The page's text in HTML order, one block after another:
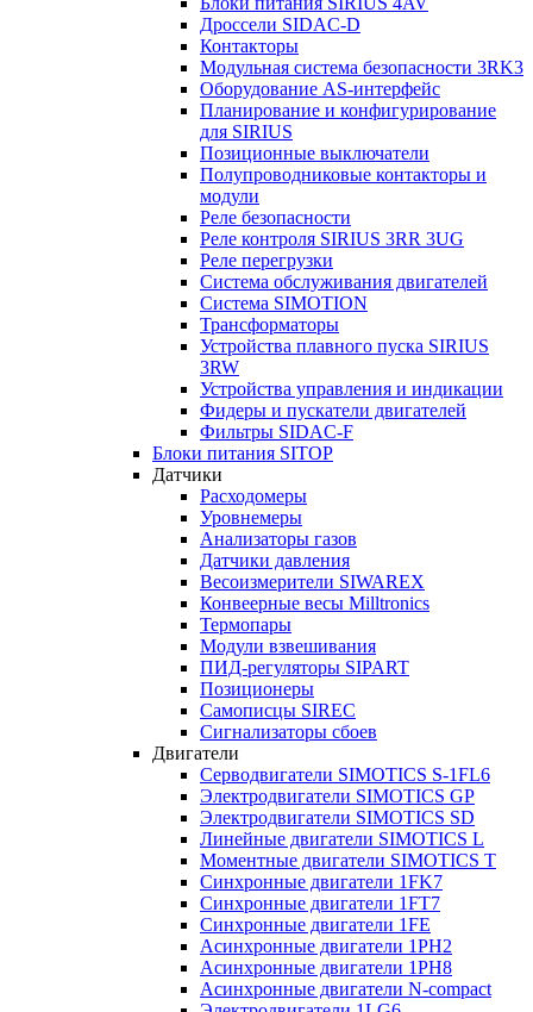
Дроссели SIDAC-D
Контакторы
Модульная система безопасности 3RK3
Оборудование AS-интерфейс
Планирование и конфигурирование
для SIRIUS
Позиционные выключатели
Полупроводниковые контакторы и
модули
Реле безопасности
Реле контроля SIRIUS 3RR 3UG
Реле перегрузки
Сиcтема обслуживания двигателей
Система SIMOTION
Трансформаторы
Устройства плавного пуска SIRIUS
3RW
Устройства управления и индикации
Фидеры и пускатели двигателей
Фильтры SIDAC-F
Блоки питания SITOP
Датчики
Расходомеры
Уровнемеры
Анализаторы газов
Датчики давления
Весоизмерители SIWAREX
Конвеерные весы Milltronics
Термопары
Модули взвешивания
ПИД-регуляторы SIPART
Позиционеры
Самописцы SIREC
Сигнализаторы сбоев
Двигатели
Серводвигатели SIMOTICS S-1FL6
Электродвигатели SIMOTICS GP
Электродвигатели SIMOTICS SD
Линейные двигатели SIMOTICS L
Моментные двигатели SIMOTICS T
Синхронные двигатели 1FK7
Синхронные двигатели 1FT7
Синхронные двигатели 1FE
Асинхронные двигатели 1PH2
Асинхронные двигатели 1PH8
Асинхронные двигатели N-compact